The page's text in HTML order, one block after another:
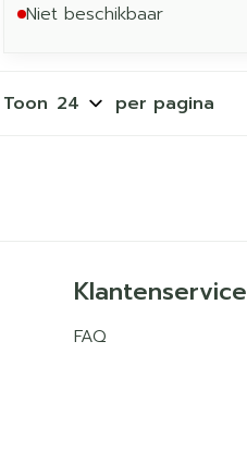
Niet beschikbaar
Toon per pagina
Klantenservice
FAQ